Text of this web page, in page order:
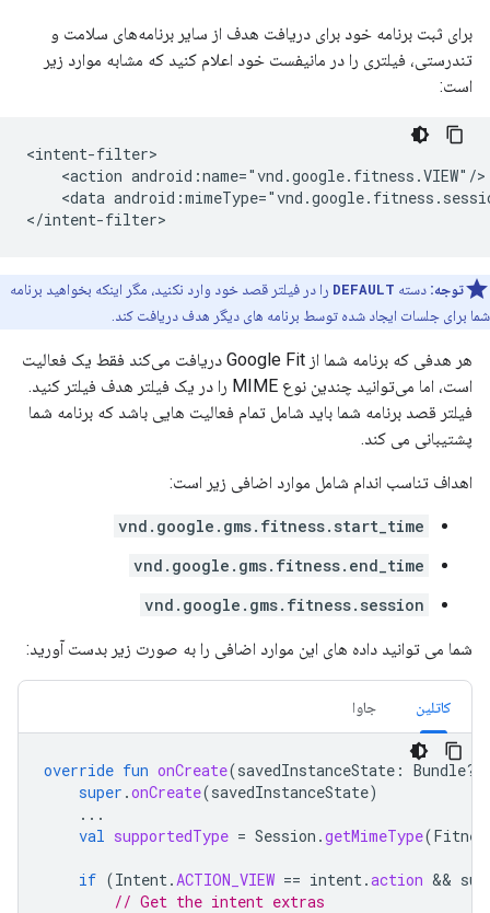
برای ثبت برنامه خود برای دریافت هدف از سایر برنامه‌های سلامت و
تندرستی، فیلتری را در مانیفست خود اعلام کنید که مشابه موارد زیر
است:
<action
<data
توجه: دسته DEFAULT را در فیلتر قصد خود وارد نکنید، مگر اینکه بخواهید برنامه
شما برای جلسات ایجاد شده توسط برنامه های دیگر هدف دریافت کند.
هر هدفی که برنامه شما از Google Fit دریافت می‌کند فقط یک فعالیت
است، اما می‌توانید چندین نوع MIME را در یک فیلتر هدف فیلتر کنید.
فیلتر قصد برنامه شما باید شامل تمام فعالیت هایی باشد که برنامه شما
پشتیبانی می کند.
اهداف تناسب اندام شامل موارد اضافی زیر است:
vnd.google.gms.fitness.start_time
vnd.google.gms.fitness.end_time
vnd.google.gms.fitness.session
شما می توانید داده های این موارد اضافی را به صورت زیر بدست آورید:
کاتلین جاوا
override fun onCreate(savedInstanceState : Bundle?)
super .onCreate(savedInstanceState)
...
val supportedType = Session .getMimeType(
if (Intent.ACTION_VIEW == intent.action &&
// Get the intent extras